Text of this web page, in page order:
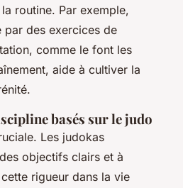
routine. Par exemple,
par des exercices de
comme le font les
aide à cultiver la
basés sur le judo
Les judokas
objectifs clairs et à
rigueur dans la vie